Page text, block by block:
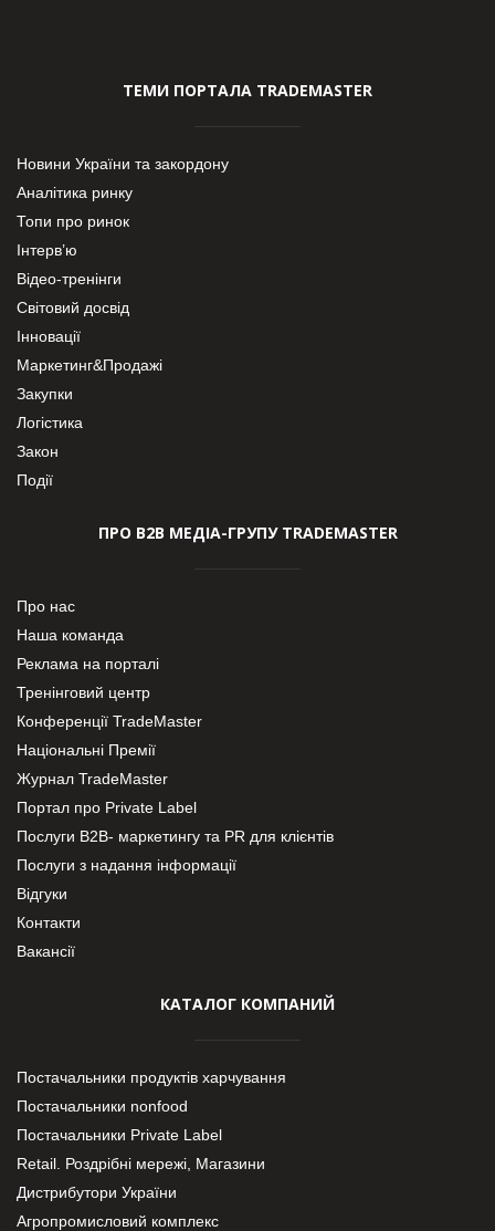
ТЕМИ ПОРТАЛА TRADEMASTER
Новини України та закордону
Аналітика ринку
Топи про ринок
Інтерв’ю
Відео-тренінги
Світовий досвід
Інновації
Маркетинг&Продажі
Закупки
Логістика
Закон
Події
ПРО В2В МЕДІА-ГРУПУ TRADEMASTER
Про нас
Наша команда
Реклама на порталі
Тренінговий центр
Конференції TradeMaster
Національні Премії
Журнал TradeMaster
Портал про Private Label
Послуги В2В- маркетингу та PR для клієнтів
Послуги з надання інформації
Відгуки
Контакти
Вакансії
КАТАЛОГ КОМПАНИЙ
Постачальники продуктів харчування
Постачальники nonfood
Постачальники Private Label
Retail. Роздрібні мережі, Магазини
Дистрибутори України
Агропромисловий комплекс